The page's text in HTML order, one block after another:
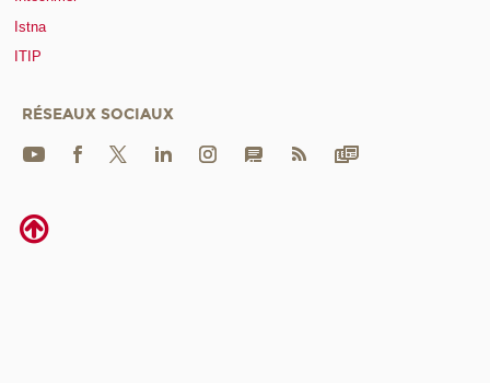
Istna
ITIP
RÉSEAUX SOCIAUX